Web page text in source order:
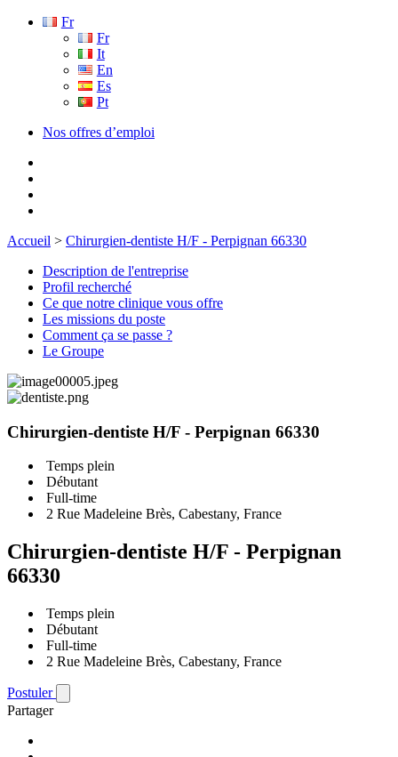
Fr
Fr
It
En
Es
Pt
Nos offres d’emploi
Accueil > Chirurgien-dentiste H/F - Perpignan 66330
Description de l'entreprise
Profil recherché
Ce que notre clinique vous offre
Les missions du poste
Comment ça se passe ?
Le Groupe
Chirurgien-dentiste H/F - Perpignan 66330
Temps plein
Débutant
Full-time
2 Rue Madeleine Brès, Cabestany, France
Chirurgien-dentiste H/F - Perpignan
66330
Temps plein
Débutant
Full-time
2 Rue Madeleine Brès, Cabestany, France
Postuler
Partager